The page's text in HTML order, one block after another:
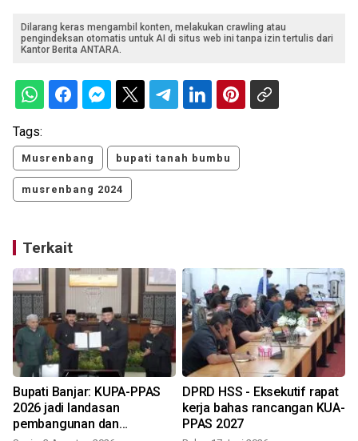
Dilarang keras mengambil konten, melakukan crawling atau
pengindeksan otomatis untuk AI di situs web ini tanpa izin tertulis dari
Kantor Berita ANTARA.
Tags:
Musrenbang bupati tanah bumbu
musrenbang 2024
Terkait
Bupati Banjar: KUPA-PPAS
2026 jadi landasan
pembangunan dan
DPRD HSS - Eksekutif rapat
kerja bahas rancangan KUA-
PPAS 2027